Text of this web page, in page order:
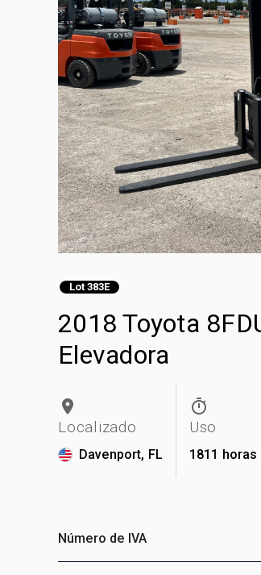
Lot 383E
2018 Toyota
Elevadora
Localizado
Davenport, FL
Uso
1811 horas
Número de IVA